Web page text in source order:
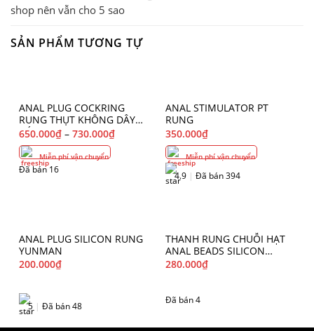
shop nên vẫn cho 5 sao
SẢN PHẨM TƯƠNG TỰ
ANAL PLUG COCKRING
RUNG THỤT KHÔNG DÂY
CÓ APP
650.000₫ – 730.000₫
Miễn phí vận chuyển
Đã bán 16
ANAL STIMULATOR PT
RUNG
350.000₫
Miễn phí vận chuyển
4.9 | Đã bán 394
ANAL PLUG SILICON RUNG
YUNMAN
200.000₫
5 | Đã bán 48
THANH RUNG CHUỖI HẠT
ANAL BEADS SILICON
MIZZZEE
280.000₫
Đã bán 4